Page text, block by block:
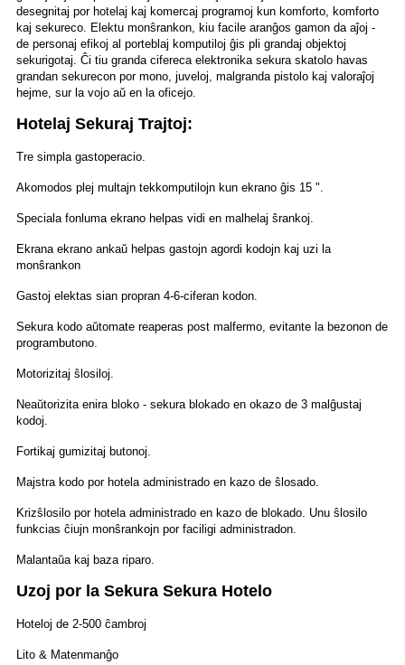
desegnitaj por hotelaj kaj komercaj programoj kun komforto, komforto
kaj sekureco. Elektu monŝrankon, kiu facile aranĝos gamon da aĵoj -
de personaj efikoj al porteblaj komputiloj ĝis pli grandaj objektoj
sekurigotaj. Ĉi tiu granda cifereca elektronika sekura skatolo havas
grandan sekurecon por mono, juveloj, malgranda pistolo kaj valoraĵoj
hejme, sur la vojo aŭ en la oficejo.
Hotelaj Sekuraj Trajtoj:
Tre simpla gastoperacio.
Akomodos plej multajn tekkomputilojn kun ekrano ĝis 15 ".
Speciala fonluma ekrano helpas vidi en malhelaj ŝrankoj.
Ekrana ekrano ankaŭ helpas gastojn agordi kodojn kaj uzi la
monŝrankon
Gastoj elektas sian propran 4-6-ciferan kodon.
Sekura kodo aŭtomate reaperas post malfermo, evitante la bezonon de
programbutono.
Motorizitaj ŝlosiloj.
Neaŭtorizita enira bloko - sekura blokado en okazo de 3 malĝustaj
kodoj.
Fortikaj gumizitaj butonoj.
Majstra kodo por hotela administrado en kazo de ŝlosado.
Krizŝlosilo por hotela administrado en kazo de blokado. Unu ŝlosilo
funkcias ĉiujn monŝrankojn por faciligi administradon.
Malantaŭa kaj baza riparo.
Uzoj por la Sekura Sekura Hotelo
Hoteloj de 2-500 ĉambroj
Lito & Matenmanĝo